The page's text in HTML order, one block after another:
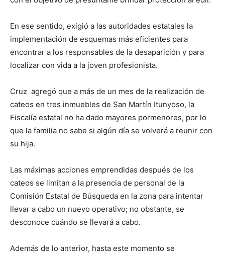
En ese sentido, exigió a las autoridades estatales la
implementación de esquemas más eficientes para
encontrar a los responsables de la desaparición y para
localizar con vida a la joven profesionista.
Cruz agregó que a más de un mes de la realización de
cateos en tres inmuebles de San Martín Itunyoso, la
Fiscalía estatal no ha dado mayores pormenores, por lo
que la familia no sabe si algún día se volverá a reunir con
su hija.
Las máximas acciones emprendidas después de los
cateos se limitan a la presencia de personal de la
Comisión Estatal de Búsqueda en la zona para intentar
llevar a cabo un nuevo operativo; no obstante, se
desconoce cuándo se llevará a cabo.
Además de lo anterior, hasta este momento se